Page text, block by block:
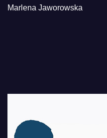
Marlena Jaworowska